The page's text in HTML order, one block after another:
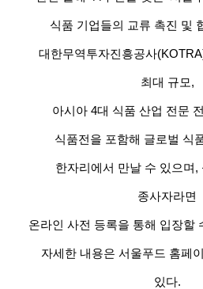
식품 기업들의 교류 촉진 및
대한무역투자진흥공사
최대 규모,
아시아 4대 식품 산업 전문
식품전을 포함해 글로벌 식
한자리에서 만날 수 있으며,
종사자라면
온라인 사전 등록을 통해 입장할
자세한 내용은 서울푸드 홈페
있다.